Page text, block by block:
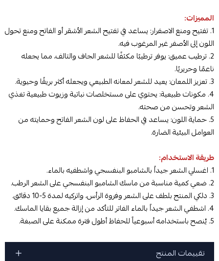
المميزات:
1. تفتيح ومنع الاصفرار: يساعد في تفتيح الشعر الأشقر أو الفاتح ومنع تحول
اللون إلى الأصفر غير المرغوب فيه.
2. ترطيب عميق: يوفر ترطيبًا مكثفًا للشعر الجاف والتالف، مما يجعله
ناعمًا وحريريًا.
3. تعزيز اللمعان: يعيد للشعر لمعانه الطبيعي ويجعله أكثر بريقًا وحيوية.
4. مكونات طبيعية: يحتوي على مستخلصات نباتية وزيوت طبيعية تغذي
الشعر وتحسن من صحته.
5. حماية اللون: يساعد في الحفاظ على لون الشعر الفاتح وحمايته من
العوامل البيئية الضارة.
طريقة الاستخدام:
1. اغسلي الشعر جيداً بالشامبو البنفسجي واشطفيه بالماء.
2. ضعي كمية مناسبة من ماسك الشامبو البنفسجي على الشعر الرطب.
3. دلكي المنتج بلطف على الشعر وفروة الرأس، واتركيه لمدة 5-10 دقائق.
4. اشطفي الشعر جيداً بالماء الفاتر للتأكد من إزالة جميع بقايا الماسك.
5. يُنصح باستخدامه أسبوعياً للحفاظ أطول فترة ممكنة على الصبغة.
تقييمات المنتج